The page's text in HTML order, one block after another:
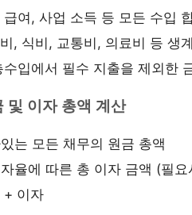
급여, 사업 소득 등 모든 수입
, 식비, 교통비, 의료비 등 생
수입에서 필수 지출을 제외한
및 이자 총액 계산
는 모든 채무의 원금 총액
율에 따른 총 이자 금액 (필
+ 이자